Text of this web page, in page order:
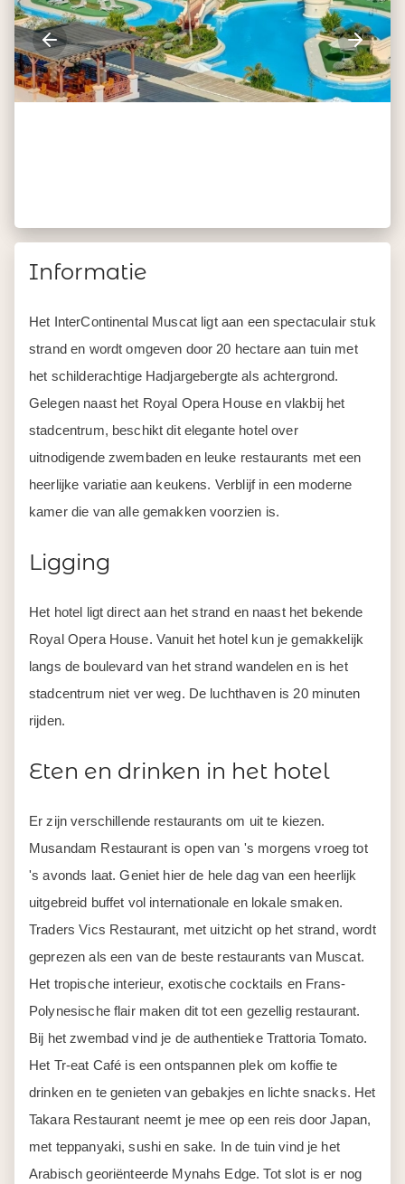
Informatie
Het InterContinental Muscat ligt aan een spectaculair stuk
strand en wordt omgeven door 20 hectare aan tuin met
het schilderachtige Hadjargebergte als achtergrond.
Gelegen naast het Royal Opera House en vlakbij het
stadcentrum, beschikt dit elegante hotel over
uitnodigende zwembaden en leuke restaurants met een
heerlijke variatie aan keukens. Verblijf in een moderne
kamer die van alle gemakken voorzien is.
Ligging
Het hotel ligt direct aan het strand en naast het bekende
Royal Opera House. Vanuit het hotel kun je gemakkelijk
langs de boulevard van het strand wandelen en is het
stadcentrum niet ver weg. De luchthaven is 20 minuten
rijden.
Eten en drinken in het hotel
Er zijn verschillende restaurants om uit te kiezen.
Musandam Restaurant is open van 's morgens vroeg tot
's avonds laat. Geniet hier de hele dag van een heerlijk
uitgebreid buffet vol internationale en lokale smaken.
Traders Vics Restaurant, met uitzicht op het strand, wordt
geprezen als een van de beste restaurants van Muscat.
Het tropische interieur, exotische cocktails en Frans-
Polynesische flair maken dit tot een gezellig restaurant.
Bij het zwembad vind je de authentieke Trattoria Tomato.
Het Tr-eat Café is een ontspannen plek om koffie te
drinken en te genieten van gebakjes en lichte snacks. Het
Takara Restaurant neemt je mee op een reis door Japan,
met teppanyaki, sushi en sake. In de tuin vind je het
Arabisch georiënteerde Mynahs Edge. Tot slot is er nog